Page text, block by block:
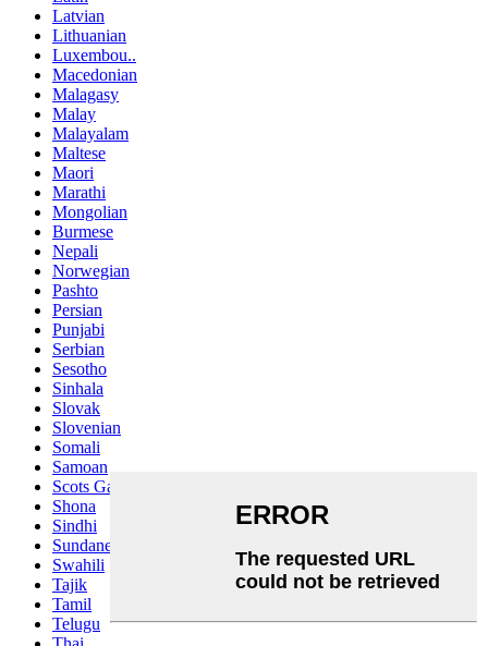
Latvian
Lithuanian
Luxembou..
Macedonian
Malagasy
Malay
Malayalam
Maltese
Maori
Marathi
Mongolian
Burmese
Nepali
Norwegian
Pashto
Persian
Punjabi
Serbian
Sesotho
Sinhala
Slovak
Slovenian
Somali
Samoan
Scots Gaelic
Shona
Sindhi
Sundanese
Swahili
Tajik
Tamil
Telugu